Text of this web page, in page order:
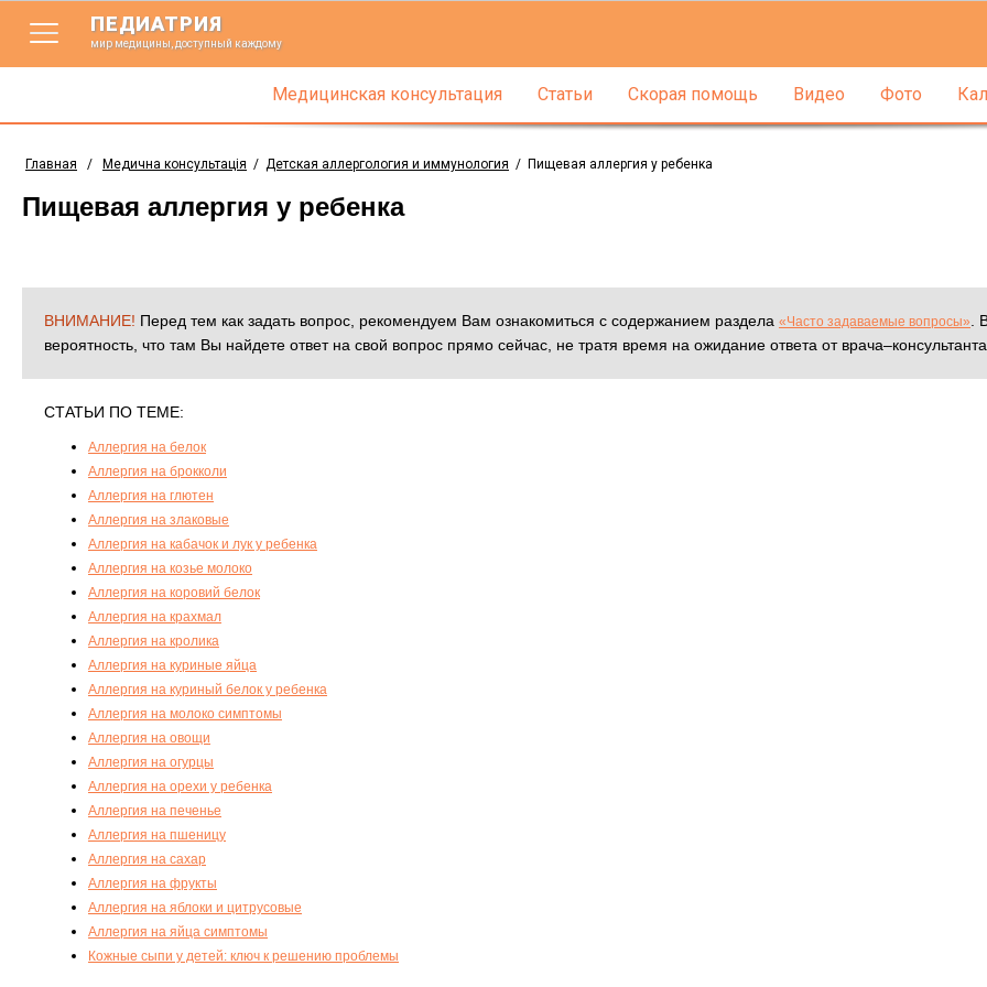
ПЕДИАТРИЯ
мир медицины, доступный каждому
Медицинская консультация Статьи Скорая помощь Видео Фото
Главная / Медична консультація / Детская аллергология и иммунология / Пищевая аллергия у ребенка
Пищевая аллергия у ребенка
ВНИМАНИЕ! Перед тем как задать вопрос, рекомендуем Вам ознакомиться с содержанием раздела «Часто задаваемые вопросы»
.
вероятность, что там Вы найдете ответ на свой вопрос прямо сейчас, не тратя время на ожидание ответа от врача–консультанта.
СТАТЬИ ПО ТЕМЕ:
Аллергия на белок
Аллергия на брокколи
Аллергия на глютен
Аллергия на злаковые
Аллергия на кабачок и лук у ребенка
Аллергия на козье молоко
Аллергия на коровий белок
Аллергия на крахмал
Аллергия на кролика
Аллергия на куриные яйца
Аллергия на куриный белок у ребенка
Аллергия на молоко симптомы
Аллергия на овощи
Аллергия на огурцы
Аллергия на орехи у ребенка
Аллергия на печенье
Аллергия на пшеницу
Аллергия на сахар
Аллергия на фрукты
Аллергия на яблоки и цитрусовые
Аллергия на яйца симптомы
Кожные сыпи у детей: ключ к решению проблемы